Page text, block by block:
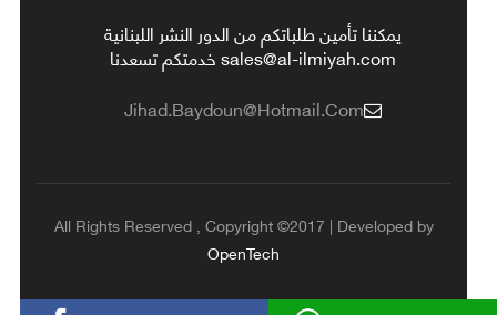
يمكننا تأمين طلباتكم من الدور النشر اللبنانية
sales@al-ilmiyah.com خدمتكم تسعدنا
Jihad.baydoun@hotmail.com
All Rights Reserved , Copyright ©2017 | Developed by
OpenTech